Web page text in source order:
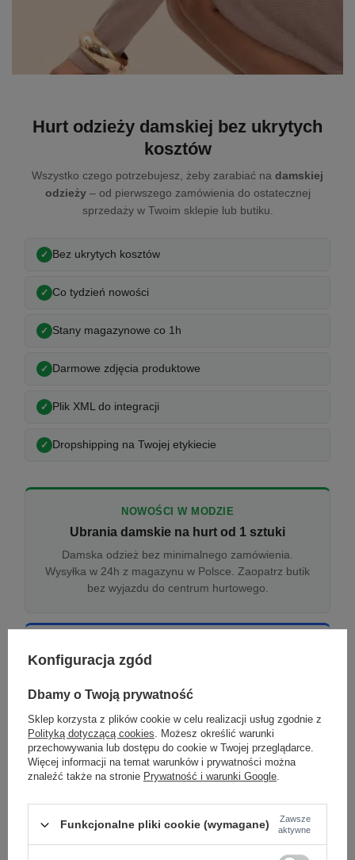
Hurt odzieży damskiej bez ukrytych
kosztów
Wszystko czego potrzebujesz, żeby zarabiać na damskiej
odzieży– od pierwszego zamówienia do ostatecznej
sprzedaży w Twoim sklepie lub butiku.
Bez ukrytych kosztów
Co tydzień nowości
Stany magazynowe co 1h
Darmowe zdjęcia produktowe
Plik XML do integracji
Dropshipping na Twojej etykiecie
NOWOŚCI W MODZIE
Ubrania damskie na hurt od 1 sztuki
Damska odzież bez minimalnego zamówienia.
Wysyłka w 24h z magazynu w Polsce. Zaopatrz butik
bez wyjazdu do centrum hurtowego.
Odzież damska hurtowo online
Internetowa hurtownia damska z plikiem XML/CSV.
Aktualizacja stanów co godzinę.
DROPSHIPPING
Damskie ubrania w dropshippingu
Hurt odzieży damskiej z wysyłką na etykiecie Twojego
sklepu w całej UE. Zero magazynu, zero
Konfiguracja zgód
Dbamy o Twoją prywatność
Sklep korzysta z plików cookie w celu realizacji usług zgodnie z
Polityką dotyczącą cookies. Możesz określić warunki
przechowywania lub dostępu do cookie w Twojej przeglądarce.
Więcej informacji na temat warunków i prywatności można
znaleźć także na stronie Prywatność i warunki Google.
Funkcjonalne pliki cookie (wymagane)
Zawsze
aktywne